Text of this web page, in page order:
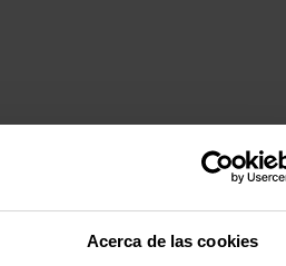
Acerca de las cookies